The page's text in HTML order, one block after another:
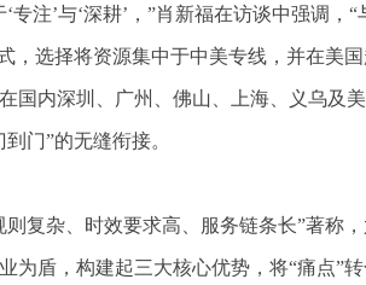
专注’与‘深耕’，”肖新福在访谈中强调
，选择将资源集中于中美专线，并在美
国内深圳、广州、佛山、上海、义乌及
门”的无缝衔接。
则复杂、时效要求高、服务链条长”著称
为盾，构建起三大核心优势，将“痛点”